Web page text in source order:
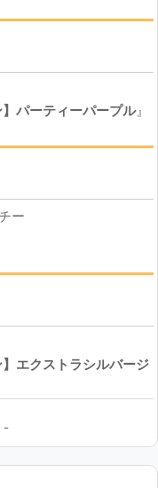
】パーティーパープル』
ー
】エクストラシルバージ
エクストラシルバー